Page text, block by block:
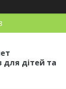
для дітей та